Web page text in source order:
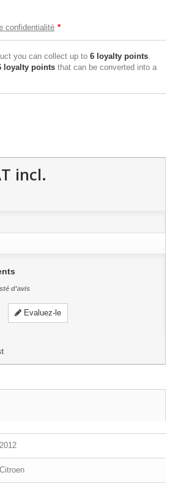
confidentialité *
you can collect up to 6 loyalty points.
loyalty points that can be converted into a
incl.
d'avis
Evaluez-le
2012
Citroen